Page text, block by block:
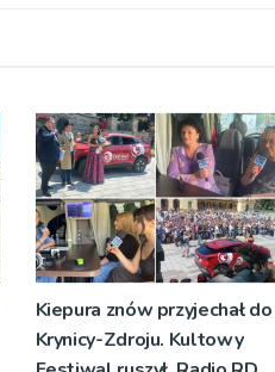
Kiepura znów przyjechał do
Krynicy-Zdroju. Kultowy